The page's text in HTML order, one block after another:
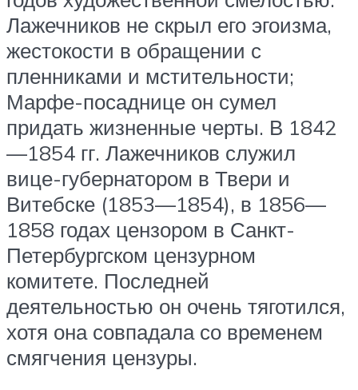
Лажечников не скрыл его эгоизма,
жестокости в обращении с
пленниками и мстительности;
Марфе-посаднице он сумел
придать жизненные черты. В 1842
—1854 гг. Лажечников служил
вице-губернатором в Твери и
Витебске (1853—1854), в 1856—
1858 годах цензором в Санкт-
Петербургском цензурном
комитете. Последней
деятельностью он очень тяготился,
хотя она совпадала со временем
смягчения цензуры.